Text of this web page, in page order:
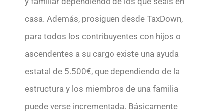
casa. Además, prosiguen desde TaxDown,
para todos los contribuyentes con hijos o
ascendentes a su cargo existe una ayuda
estatal de 5.500€, que dependiendo de la
estructura y los miembros de una familia
puede verse incrementada. Básicamente